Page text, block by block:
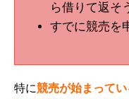
ら借りて返そ
すでに競売を
特に競売が始まって